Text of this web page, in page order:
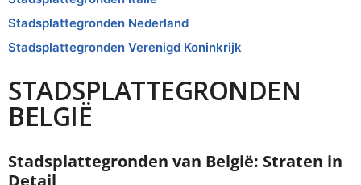
Stadsplattegronden Nederland
Stadsplattegronden Verenigd Koninkrijk
STADSPLATTEGRONDEN
BELGIË
Stadsplattegronden van België: Straten in